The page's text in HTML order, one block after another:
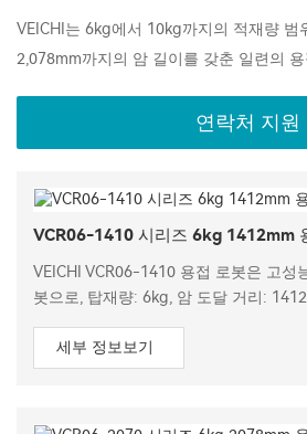
VEICHI는 6kg에서 10kg까지의 적재량 범
2,078mm까지의 암 길이를 갖춘 일련의
연락처 지원
VCR06-1410 시리즈 6kg 1412mm
VEICHI VCR06-1410 용접 로봇은 고성
봇으로, 탑재량: 6kg, 암 도달 거리:
세부 정보보기